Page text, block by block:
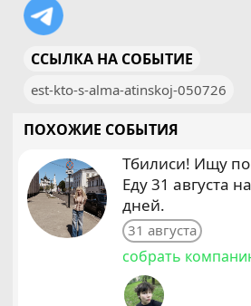
ССЫЛКА НА СОБЫТИЕ
est-kto-s-alma-atinskoj-050726
ПОХОЖИЕ СОБЫТИЯ
Тбилиси! Ищу
Еду 31 августа
дней.
31 августа
собрать